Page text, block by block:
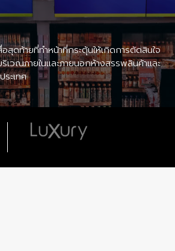
ดท้ายที่ทำหน้าที่กระตุ้นให้เกิดการตัดสินใจ
วณภายในและภายนอกห้างสรรพสินค้าและ
ระเทศ